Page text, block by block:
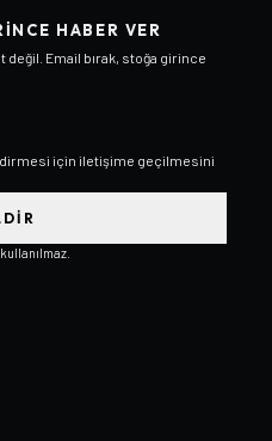
HABER VER
Email bırak, stoğa girince
için iletişime geçilmesini